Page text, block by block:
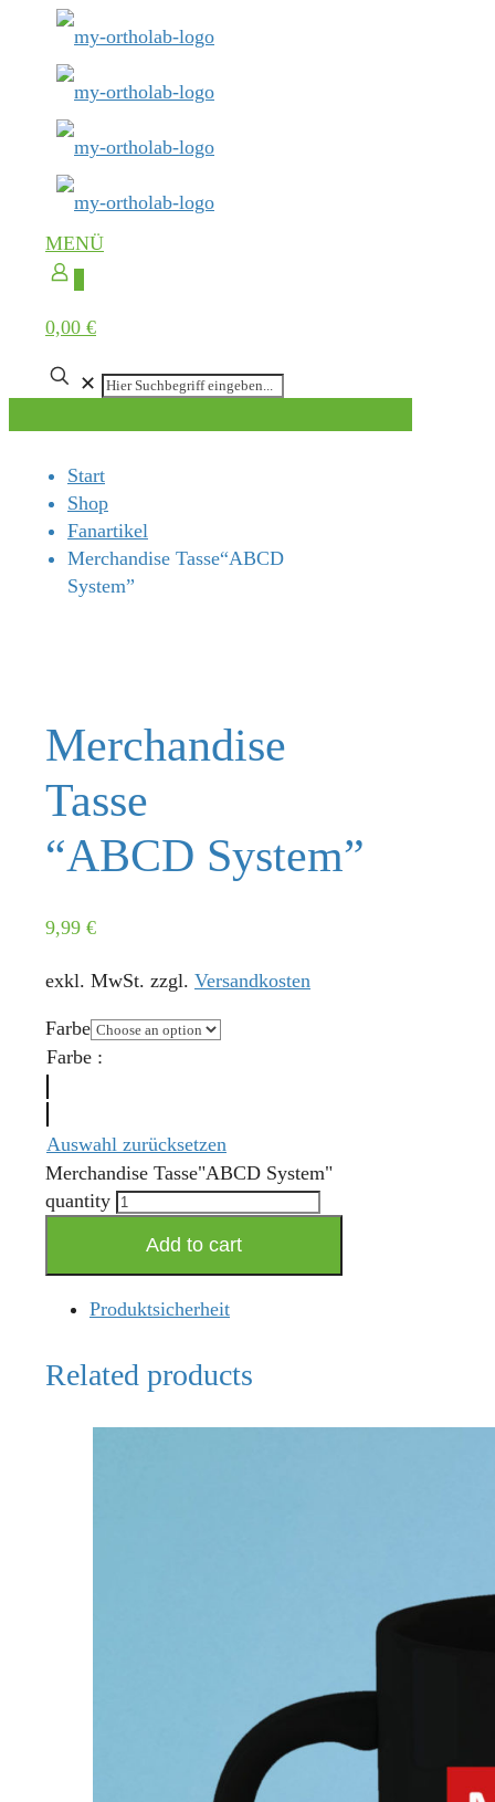
MENÜ
0,00 €
✕
Start
Shop
Fanartikel
Merchandise Tasse“ABCD
System”
Merchandise
Tasse
“ABCD System”
9,99 €
exkl. MwSt. zzgl. Versandkosten
Farbe
Farbe :
Auswahl zurücksetzen
Merchandise Tasse"ABCD System"
quantity
Add to cart
Produktsicherheit
Related products